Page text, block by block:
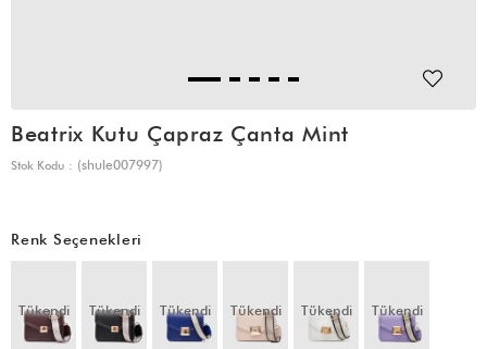
Beatrix Kutu Çapraz Çanta Mint
Stok Kodu (shule007997)
Renk Seçenekleri
Tükendi Tükendi Tükendi Tükendi Tükendi Tükendi